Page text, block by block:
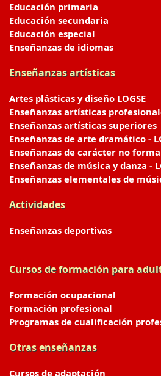
Educación primaria
Educación secundaria
Educación especial
Enseñanzas de idiomas
Enseñanzas artísticas
Artes plásticas y diseño LOGSE
Enseñanzas artísticas
Enseñanzas artísticas superiores
Enseñanzas de arte dramático -
Enseñanzas de carácter no
Enseñanzas de música y danza -
Enseñanzas elementales de
Actividades
Enseñanzas deportivas
Cursos de formación para
Formación ocupacional
Formación profesional
Programas de cualificación
Otras enseñanzas
Cursos de adaptación